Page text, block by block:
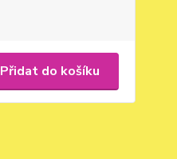
Přidat do košíku